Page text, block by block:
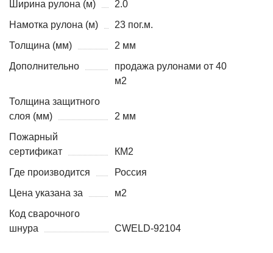
Ширина рулона (м)
2.0
Намотка рулона (м)
23 пог.м.
Толщина (мм)
2 мм
Дополнительно
продажа рулонами от 40
м2
Толщина защитного
слоя (мм)
2 мм
Пожарный
сертификат
КМ2
Где производится
Россия
Цена указана за
м2
Код сварочного
шнура
CWELD-92104